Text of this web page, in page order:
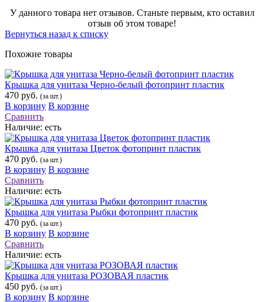
У данного товара нет отзывов. Станьте первым, кто оставил
отзыв об этом товаре!
Вернуться назад к списку
Похожие товары
Крышка для унитаза Черно-белый фотопринт пластик
470 руб. (за шт.)
В корзину В корзине
Сравнить
Наличие: есть
Крышка для унитаза Цветок фотопринт пластик
470 руб. (за шт.)
В корзину В корзине
Сравнить
Наличие: есть
Крышка для унитаза Рыбки фотопринт пластик
470 руб. (за шт.)
В корзину В корзине
Сравнить
Наличие: есть
Крышка для унитаза РОЗОВАЯ пластик
450 руб. (за шт.)
В корзину В корзине